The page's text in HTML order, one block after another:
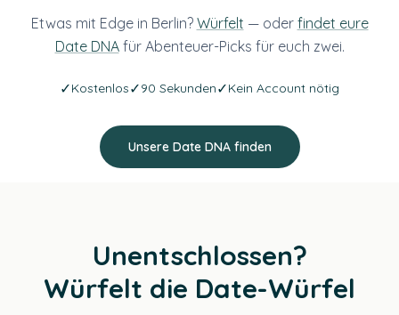
Etwas mit Edge in Berlin? Würfelt — oder findet eure
Date DNAfür Abenteuer-Picks für euch zwei.
✓Kostenlos✓90 Sekunden✓Kein Account nötig
Unsere Date DNA finden
Unentschlossen?
Würfelt die Date-Würfel